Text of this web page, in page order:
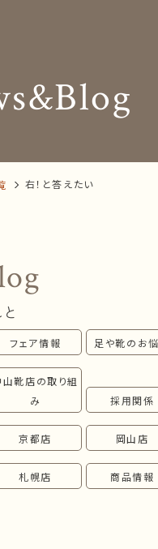
コンセプト
オーダー中敷き
会社概要
オンラインショップ
お問い合わせ
右！と答えたい
フェア情報 足や靴のお
山靴店の取り組
み
採用関係
京都店 岡山店
札幌店 商品情報